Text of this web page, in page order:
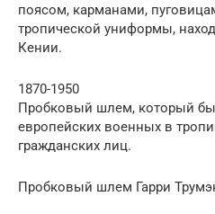
поясом, карманами,
тропической униформы,
Кении.
1870-1950
Пробковый шлем, который
европейских военных в
гражданских лиц.
Пробковый шлем Гарри